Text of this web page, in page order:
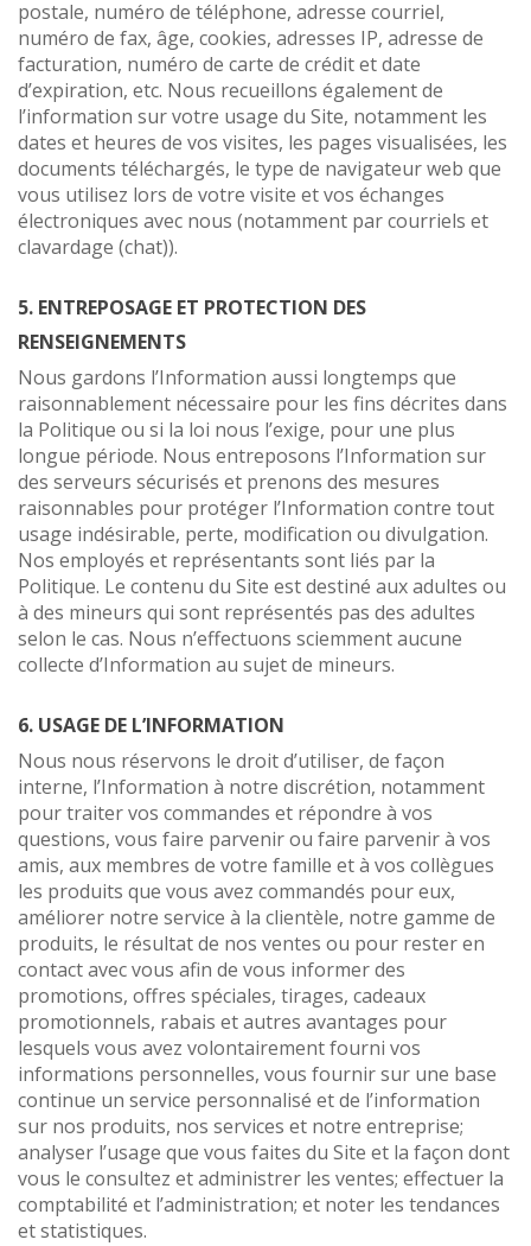
postale, numéro de téléphone, adresse courriel,
numéro de fax, âge, cookies, adresses IP, adresse de
facturation, numéro de carte de crédit et date
d’expiration, etc. Nous recueillons également de
l’information sur votre usage du Site, notamment les
dates et heures de vos visites, les pages visualisées, les
documents téléchargés, le type de navigateur web que
vous utilisez lors de votre visite et vos échanges
électroniques avec nous (notamment par courriels et
clavardage (chat)).
5. ENTREPOSAGE ET PROTECTION DES
RENSEIGNEMENTS
Nous gardons l’Information aussi longtemps que
raisonnablement nécessaire pour les fins décrites dans
la Politique ou si la loi nous l’exige, pour une plus
longue période. Nous entreposons l’Information sur
des serveurs sécurisés et prenons des mesures
raisonnables pour protéger l’Information contre tout
usage indésirable, perte, modification ou divulgation.
Nos employés et représentants sont liés par la
Politique. Le contenu du Site est destiné aux adultes ou
à des mineurs qui sont représentés pas des adultes
selon le cas. Nous n’effectuons sciemment aucune
collecte d’Information au sujet de mineurs.
6. USAGE DE L’INFORMATION
Nous nous réservons le droit d’utiliser, de façon
interne, l’Information à notre discrétion, notamment
pour traiter vos commandes et répondre à vos
questions, vous faire parvenir ou faire parvenir à vos
amis, aux membres de votre famille et à vos collègues
les produits que vous avez commandés pour eux,
améliorer notre service à la clientèle, notre gamme de
produits, le résultat de nos ventes ou pour rester en
contact avec vous afin de vous informer des
promotions, offres spéciales, tirages, cadeaux
promotionnels, rabais et autres avantages pour
lesquels vous avez volontairement fourni vos
informations personnelles, vous fournir sur une base
continue un service personnalisé et de l’information
sur nos produits, nos services et notre entreprise;
analyser l’usage que vous faites du Site et la façon dont
vous le consultez et administrer les ventes; effectuer la
comptabilité et l’administration; et noter les tendances
et statistiques.